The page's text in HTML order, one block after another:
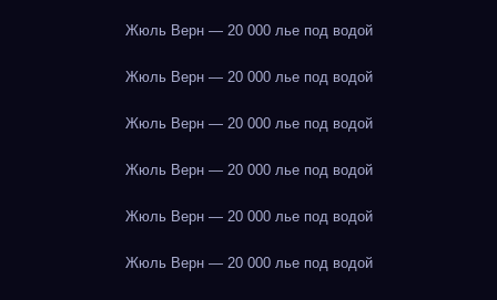
Жюль Верн — 20 000 лье под водой
Жюль Верн — 20 000 лье под водой
Жюль Верн — 20 000 лье под водой
Жюль Верн — 20 000 лье под водой
Жюль Верн — 20 000 лье под водой
Жюль Верн — 20 000 лье под водой